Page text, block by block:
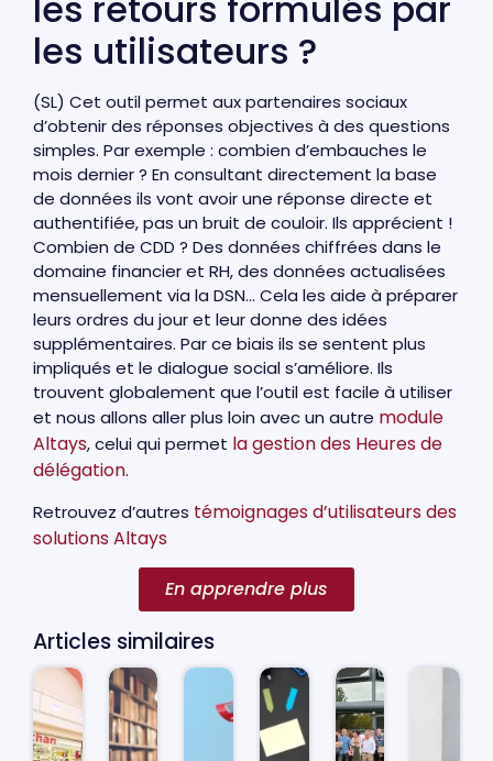
les utilisateurs ?
(SL) Cet outil permet aux partenaires sociaux
d’obtenir des réponses objectives à des questions
simples. Par exemple : combien d’embauches le
mois dernier ? En consultant directement la base
de données ils vont avoir une réponse directe et
authentifiée, pas un bruit de couloir. Ils apprécient !
Combien de CDD ? Des données chiffrées dans le
domaine financier et RH, des données actualisées
mensuellement via la DSN… Cela les aide à préparer
leurs ordres du jour et leur donne des idées
supplémentaires. Par ce biais ils se sentent plus
impliqués et le dialogue social s’améliore. Ils
trouvent globalement que l’outil est facile à utiliser
et nous allons aller plus loin avec un autre module
Altays, celui qui permet la gestion des Heures de
délégation.
Retrouvez d’autres témoignages d’utilisateurs des
solutions Altays
En apprendre plus
Articles similaires